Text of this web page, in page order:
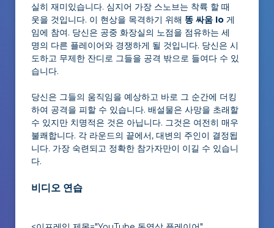
실히 재미있습니다. 심지어 가장 스노브는 착륙 할 때
웃을 것입니다. 이 현상을 목격하기 위해 똥 싸움 Io 게
임에 참여. 당신은 공중 화장실의 노점을 점유하는 세
명의 다른 플레이어와 경쟁하게 될 것입니다. 당신은 시
도하고 무제한 잔디로 그들을 공격 밖으로 들여다 수 있
습니다.
당신은 그들의 움직임을 예상하고 바로 그 순간에 더킹
하여 공격을 피할 수 있습니다. 배설물은 사망을 초래할
수 있지만 치명적은 것은 아닙니다. 그것은 여전히 매우
불쾌합니다. 각 라운드의 끝에서, 대변의 주인이 결정됩
니다. 가장 숙련되고 정확한 참가자만이 이길 수 있습니
다.
비디오 연습